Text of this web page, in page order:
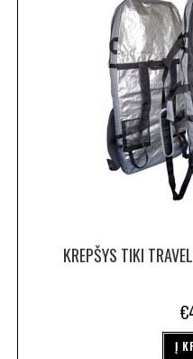
KREPŠYS TIKI
€
Į